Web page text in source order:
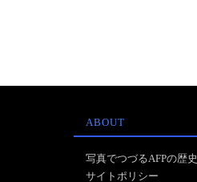
ABOUT
写真でつづるAFPの歴史
サイトポリシー